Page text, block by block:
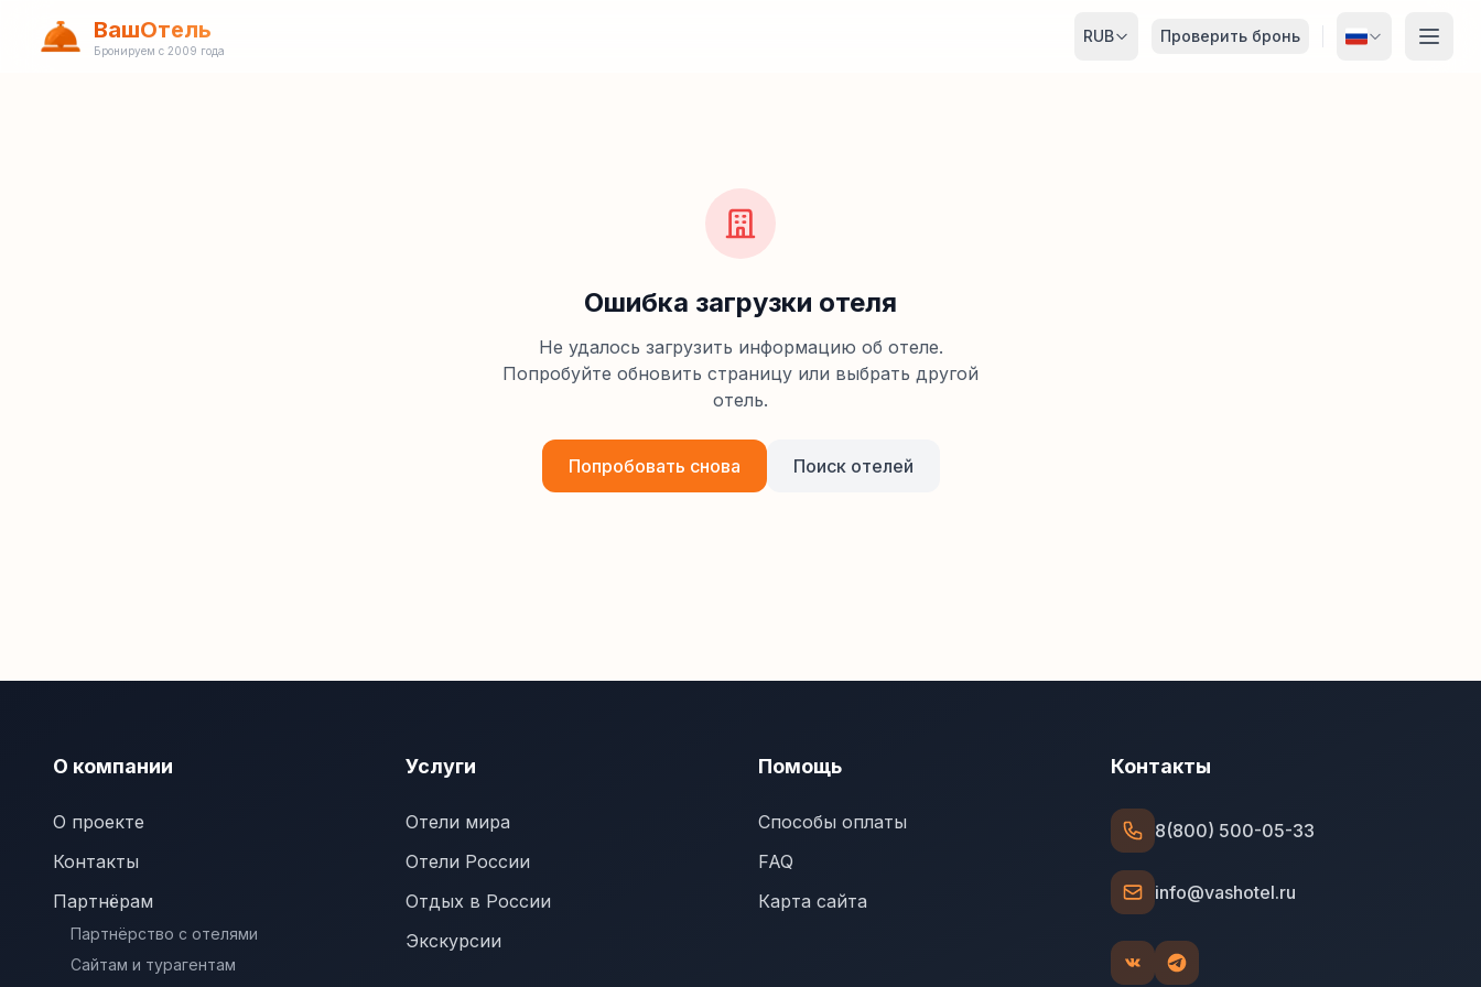
ВашОтель
Бронируем с 2009 года
RUB Проверить бронь
Ошибка загрузки отеля
Не удалось загрузить информацию об отеле.
Попробуйте обновить страницу или выбрать другой
отель.
Попробовать снова Поиск отелей
О компании
О проекте
Контакты
Партнёрам
Партнёрство с отелями
Сайтам и турагентам
Услуги
Отели мира
Отели России
Отдых в России
Экскурсии
Помощь
Способы оплаты
FAQ
Карта сайта
Контакты
8(800) 500-05-33
info@vashotel.ru